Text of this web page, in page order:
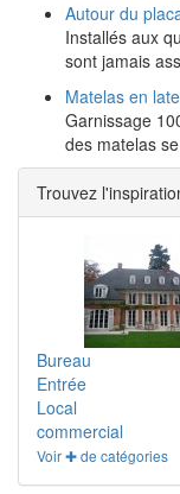
Autour du
Installés aux
sont jamais
Matelas en
Garnissage
des matelas
Trouvez
Bureau
Entrée
Local
commercial
Voir ✚ de catégories